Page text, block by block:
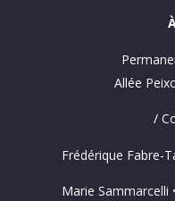
Allée
/
Frédérique Fabre-
Marie Sammarcelli